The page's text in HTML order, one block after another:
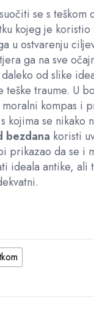
od
5,99 €
do
7,99 €
se s teškom
kojeg je koristio
u ostvarenju
ga na sve
od slike
teške traume. U
kompas i
kojima se nikako
bezdana koristi
prikazao da se i
ideala antike, ali